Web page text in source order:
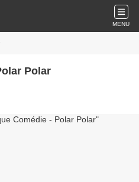
MENU
Polar